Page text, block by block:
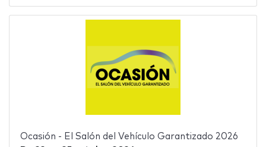
Ocasión - El Salón del Vehículo Garantizado 2026